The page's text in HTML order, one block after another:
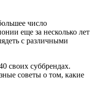
число
еще за несколько лет
с различными
своих суббрендах.
советы о том, какие